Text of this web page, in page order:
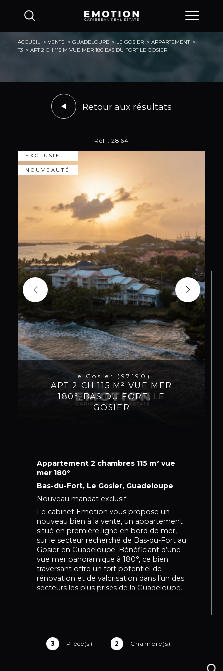
ACCUEIL VENTE GUADELOUPE LE GOSIER
APPARTEMENT
T3
APT 2 CH 115 M VUE MER 180 BAS DU FORT LE GOSIER
Retour aux résultats
Réf : 2864
EXCLUSIF
NOUVEAUTÉ
Le Gosier (97190)
APT 2 CH 115 M² VUE MER
180°, BAS DU FORT, LE
GOSIER
3 Pièce(s) 2 Chambre(s)
Appartement 2 chambres 115 m² vue
mer 180°
Bas-du-Fort, Le Gosier, Guadeloupe
Nouveau mandat exclusif
Le cabinet Emotion vous propose un
nouveau bien à la vente, un appartement
situé en première ligne en bord de mer,
sur le secteur recherché de Bas-du-Fort au
Gosier en Guadeloupe. Bénéficiant d’une
vue mer panoramique à 180°, ce bien
traversant offre un fort potentiel de
rénovation et de valorisation dans l’un des
secteurs les plus prisés de la Guadeloupe.
couverte de 30 m² orientée Sud face à la
mer, une cuisine semi-fermée, une